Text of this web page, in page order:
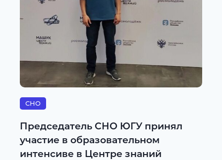
СНО
Председатель СНО ЮГУ принял
участие в образовательном
интенсиве в Центре знаний